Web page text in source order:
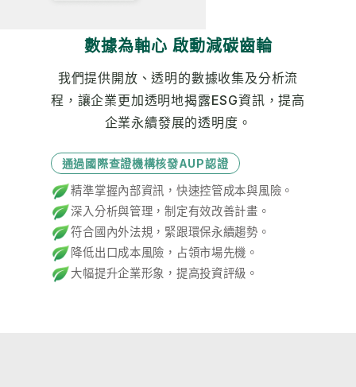
數據為軸心 啟動減碳齒輪
我們提供開放、透明的數據收集及分析流
程，讓企業更加透明地揭露ESG資訊，提高
企業永續發展的透明度。
通過國際查證機構核發AUP認證
精準掌握內部資訊，快速控管成本與風險。
深入分析與管理，制定有效改善計畫。
符合國內外法規，緊跟環保永續趨勢。
降低出口成本風險，占領市場先機。
大幅提升企業形象，提高投資評級。